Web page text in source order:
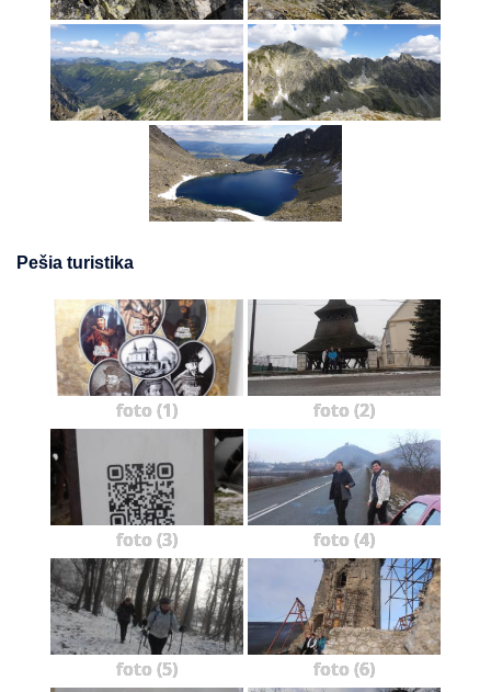
Pešia turistika
foto (1) foto (2)
foto (3) foto (4)
foto (5) foto (6)